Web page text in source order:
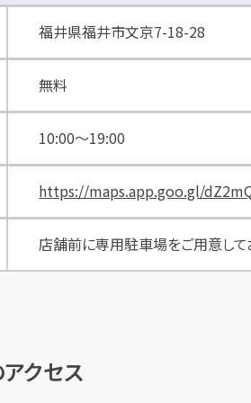
福井県福井市文京7-18-28
無料
10:00〜19:00
https://maps.app.goo.gl/
店舗前に専用駐車場をご用意して
クセス